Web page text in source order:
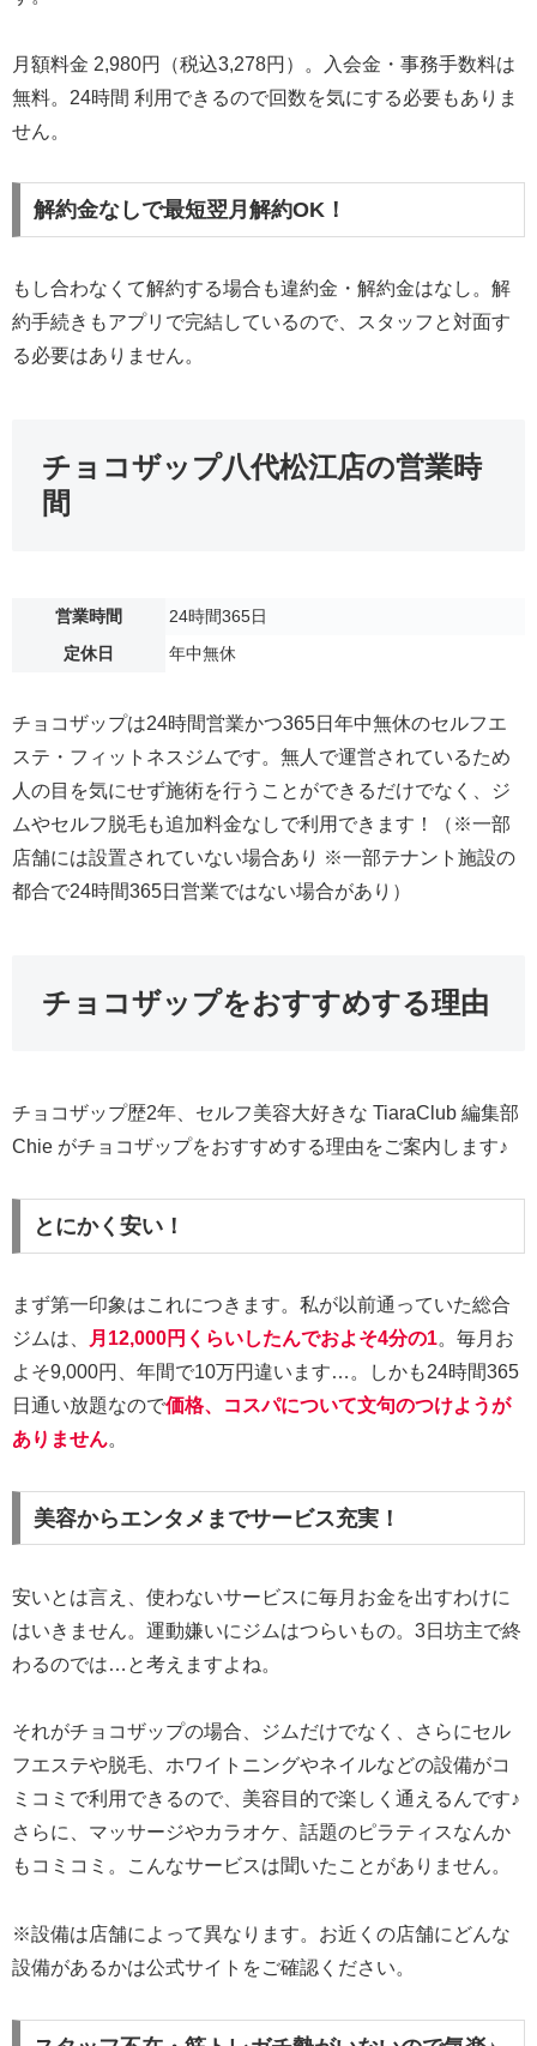
月額料金 2,980円（税込3,278円）。入会金・事務手数料は
無料。24時間 利用できるので回数を気にする必要もありま
せん。
解約金なしで最短翌月解約OK！
もし合わなくて解約する場合も違約金・解約金はなし。解
約手続きもアプリで完結しているので、スタッフと対面す
る必要はありません。
チョコザップ八代松江店の営業時
間
営業時間
24時間365日
定休日
年中無休
チョコザップは24時間営業かつ365日年中無休のセルフエ
ステ・フィットネスジムです。無人で運営されているため
人の目を気にせず施術を行うことができるだけでなく、ジ
ムやセルフ脱毛も追加料金なしで利用できます！（※一部
店舗には設置されていない場合あり ※一部テナント施設の
都合で24時間365日営業ではない場合があり）
チョコザップをおすすめする理由
チョコザップ歴2年、セルフ美容大好きな TiaraClub 編集部
Chie がチョコザップをおすすめする理由をご案内します♪
とにかく安い！
まず第一印象はこれにつきます。私が以前通っていた総合
ジムは、
月12,000円くらいしたんでおよそ4分の1。毎月お
よそ9,000円、年間で10万円違います…。しかも24時間365
日通い放題なので価格、コスパについて文句のつけようが
ありません。
美容からエンタメまでサービス充実！
安いとは言え、使わないサービスに毎月お金を出すわけに
はいきません。運動嫌いにジムはつらいもの。3日坊主で終
わるのでは…と考えますよね。
それがチョコザップの場合、ジムだけでなく、さらにセル
フエステや脱毛、ホワイトニングやネイルなどの設備がコ
ミコミで利用できるので、美容目的で楽しく通えるんです♪
さらに、マッサージやカラオケ、話題のピラティスなんか
もコミコミ。こんなサービスは聞いたことがありません。
※設備は店舗によって異なります。お近くの店舗にどんな
設備があるかは公式サイトをご確認ください。